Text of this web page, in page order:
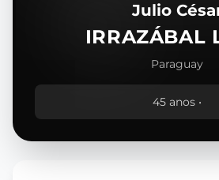
Julio
IRRAZÁBAL
Paraguay
45 anos •